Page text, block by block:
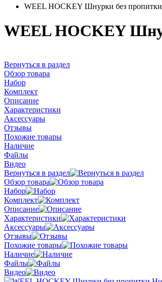
WEEL HOCKEY Шнурки без пропитки
WEEL HOCKEY
Вернуться в раздел
Обзор товара
Набор
Комплект
Описание
Характеристики
Аксессуары
Отзывы
Похожие товары
Наличие
Файлы
Видео
Вернуться в раздел
Обзор товара
Набор
Комплект
Описание
Характеристики
Аксессуары
Отзывы
Похожие товары
Наличие
Файлы
Видео